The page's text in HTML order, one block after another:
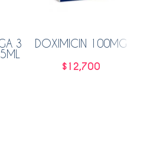
3
DOXIMICIN 100MG
$12,700